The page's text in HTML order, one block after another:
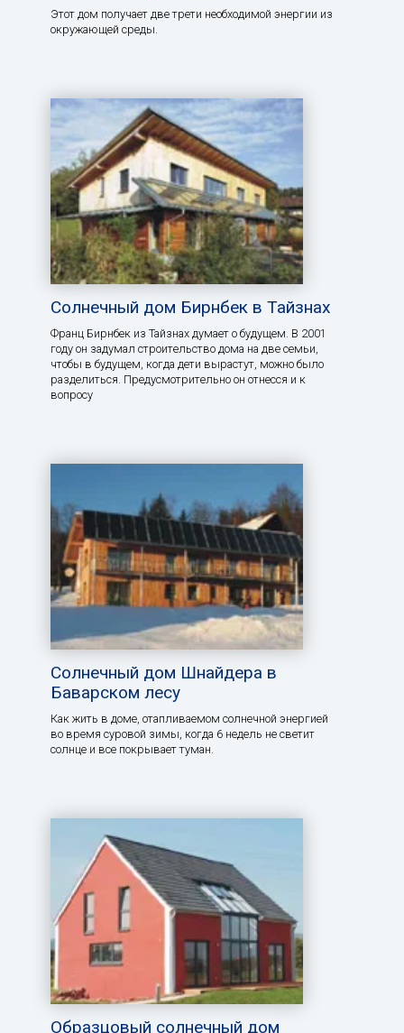
Этот дом получает две трети необходимой энергии из
окружающей среды.
Солнечный дом Бирнбек в Тайзнах
Франц Бирнбек из Тайзнах думает о будущем. В 2001
году он задумал строительство дома на две семьи,
чтобы в будущем, когда дети вырастут, можно было
разделиться. Предусмотрительно он отнесся и к
вопросу
Солнечный дом Шнайдера в
Баварском лесу
Как жить в доме, отапливаемом солнечной энергией
во время суровой зимы, когда 6 недель не светит
солнце и все покрывает туман.
Образцовый солнечный дом